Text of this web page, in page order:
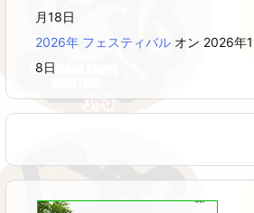
月18日
2026年 フェスティバル オン 2026年
8日